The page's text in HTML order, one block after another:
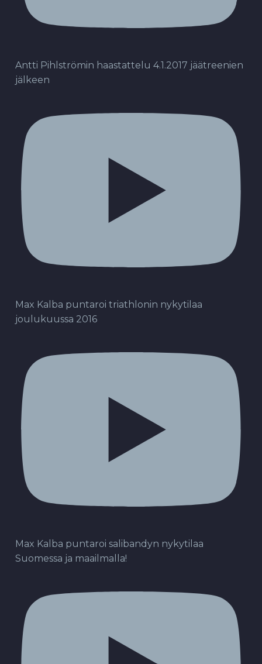
Antti Pihlströmin haastattelu 4.1.2017 jäätreenien
jälkeen
Max Kalba puntaroi triathlonin nykytilaa
joulukuussa 2016
Max Kalba puntaroi salibandyn nykytilaa
Suomessa ja maailmalla!